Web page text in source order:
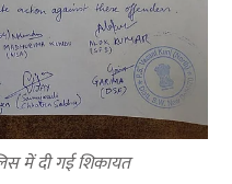
में दी गई शिकायत